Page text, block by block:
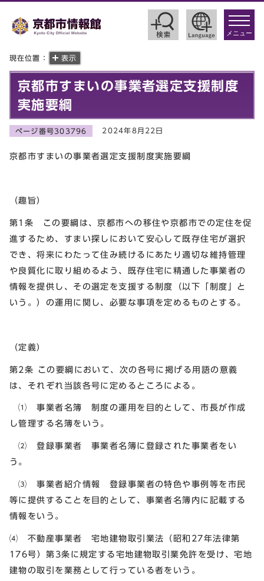
toggle
メニュー
現在位置： 表示
京都市すまいの事業者選定支援制度
実施要綱
ページ番号303796 2024年8月22日
京都市すまいの事業者選定支援制度実施要綱
（趣旨）
第1条 この要綱は、京都市への移住や京都市での定住を促
進するため、すまい探しにおいて安心して既存住宅が選択
でき、将来にわたって住み続けるにあたり適切な維持管理
や良質化に取り組めるよう、既存住宅に精通した事業者の
情報を提供し、その選定を支援する制度（以下「制度」と
いう。）の運用に関し、必要な事項を定めるものとする。
（定義）
第2条 この要綱において、次の各号に掲げる用語の意義
は、それぞれ当該各号に定めるところによる。
⑴ 事業者名簿 制度の運用を目的として、市長が作成
し管理する名簿をいう。
⑵ 登録事業者 事業者名簿に登録された事業者をい
う。
⑶ 事業者紹介情報 登録事業者の特色や事例等を市民
等に提供することを目的として、事業者名簿内に記載する
情報をいう。
⑷ 不動産事業者 宅地建物取引業法（昭和27年法律第
176号）第3条に規定する宅地建物取引業免許を受け、宅地
建物の取引を業務として行っている者をいう。